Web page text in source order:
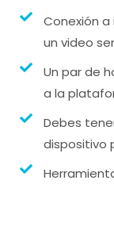
Conexión
un video
Un par de
a la
Debes
dispositivo